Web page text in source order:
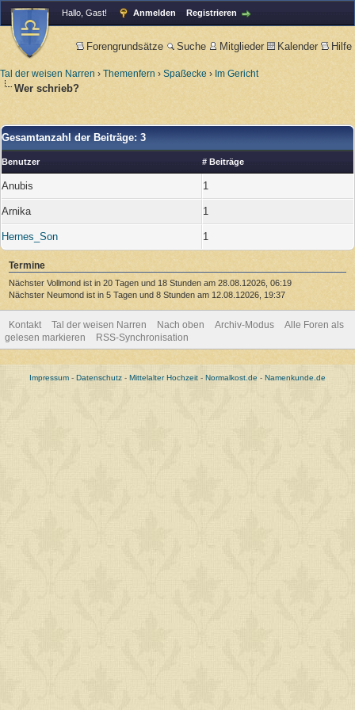
Hallo, Gast! Anmelden Registrieren
Forengrundsätze Suche Mitglieder Kalender Hilfe
Tal der weisen Narren › Themenfern › Spaßecke › Im Gericht
Wer schrieb?
Gesamtanzahl der Beiträge: 3
Benutzer # Beiträge
Anubis 1
Arnika 1
Hernes_Son 1
Termine
Nächster Vollmond ist in 20 Tagen und 18 Stunden am 28.08.12026, 06:19
Nächster Neumond ist in 5 Tagen und 8 Stunden am 12.08.12026, 19:37
Kontakt Tal der weisen Narren Nach oben Archiv-Modus
Alle Foren als
gelesen markieren
RSS-Synchronisation
Impressum - Datenschutz - Mittelalter Hochzeit - Normalkost.de - Namenkunde.de